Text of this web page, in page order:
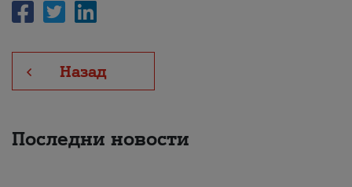
Назад
Последни новости